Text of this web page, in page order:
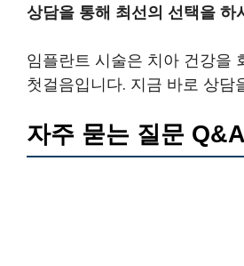
상담을 통해 최선의 선택을 하
임플란트 시술은 치아 건강을
첫걸음입니다. 지금 바로 상담
자주 묻는 질문 Q&A